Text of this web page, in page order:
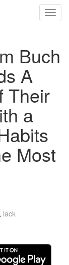
Buch
A
Their
a
Most
lack